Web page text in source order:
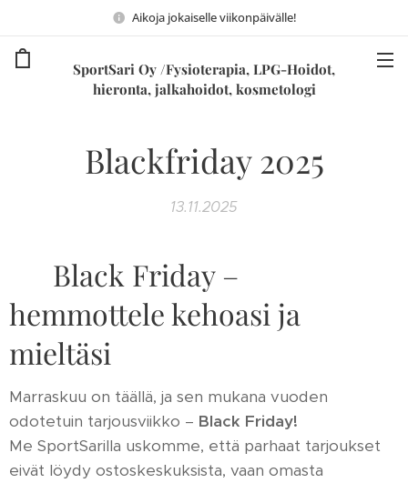
Aikoja jokaiselle viikonpäivälle!
SportSari Oy /Fysioterapia, LPG-Hoidot,
hieronta, jalkahoidot, kosmetologi
Blackfriday 2025
13.11.2025
💥 Black Friday –
hemmottele kehoasi ja
mieltäsi 💥
Marraskuu on täällä, ja sen mukana vuoden
odotetuin tarjousviikko – Black Friday!
Me SportSarilla uskomme, että parhaat tarjoukset
eivät löydy ostoskeskuksista, vaan omasta